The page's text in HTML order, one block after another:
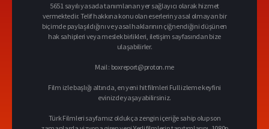
5651 sayılı yasada tanımlanan yer sağlayıcı olarak hizmet
vermektedir. Telif hakkına konu olan eserlerin yasal olmayan bir
biçimde paylaşıldığını ve yasal haklarının çiğnendiğini düşünen
hak sahipleri veya meslek birlikleri, iletişim sayfasından bize
ulaşabilirler.
Mail : boxreport@proton.me
Film izle başlığı altında, en yeni hit filmleri Full izleme keyfini
evinizde yaşayabilirsiniz.
Türk Filmleri sayfamız oldukça zengin içeriğe sahip olup son